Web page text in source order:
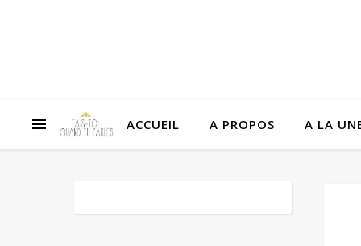
ACCUEIL A PROPOS A LA